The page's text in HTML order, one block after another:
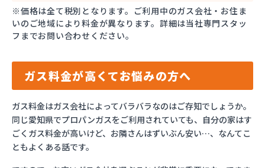
※価格は全て税別となります。ご利用中のガス会社・お住ま
いのご地域により料金が異なります。詳細は当社専門スタッ
フまでお問い合わせください。
ガス料金が高くてお悩みの方へ
ガス料金はガス会社によってバラバラなのはご存知でしょうか。
同じ愛知県でプロパンガスをご利用されていても、自分の家はす
ごくガス料金が高いけど、お隣さんはずいぶん安い…、なんてこ
ともよくある話です。